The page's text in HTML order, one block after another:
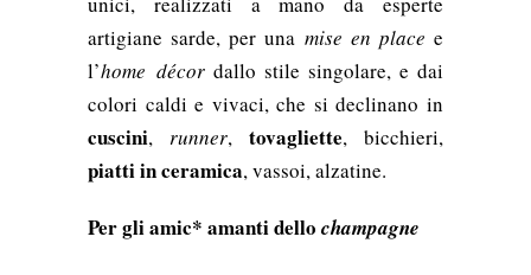
artigiane sarde, per una mise en place e
l’home décor dallo stile singolare, e dai
colori caldi e vivaci, che si declinano in
cuscini, runner, tovagliette, bicchieri,
piatti in ceramica, vassoi, alzatine.
Per gli amic* amanti dello champagne